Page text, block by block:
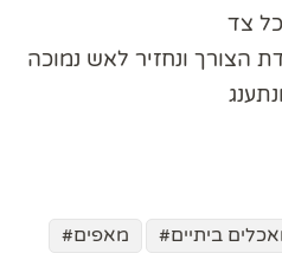
צד
הצורך ונחזיר לאש נמוכה
ביתיים
מאפים